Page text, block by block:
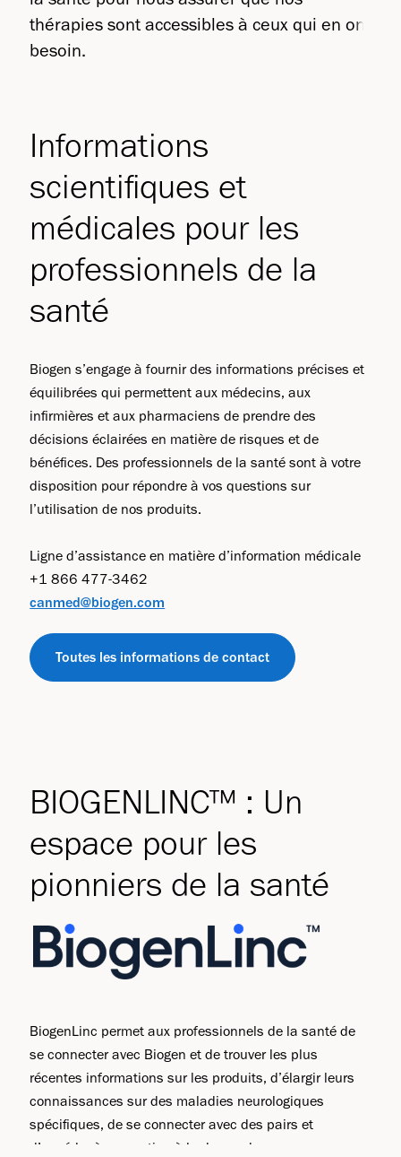
thérapies sont accessibles à ceux qui en ont
besoin.
Informations
scientifiques et
médicales pour les
professionnels de la
santé
Biogen s’engage à fournir des informations précises et
équilibrées qui permettent aux médecins, aux
infirmières et aux pharmaciens de prendre des
décisions éclairées en matière de risques et de
bénéfices. Des professionnels de la santé sont à votre
disposition pour répondre à vos questions sur
l’utilisation de nos produits.
Ligne d’assistance en matière d’information médicale
+1 866 477-3462
canmed@biogen.com
Toutes les informations de contact
BIOGENLINC™ : Un
espace pour les
pionniers de la santé
BiogenLinc permet aux professionnels de la santé de
se connecter avec Biogen et de trouver les plus
récentes informations sur les produits, d’élargir leurs
connaissances sur des maladies neurologiques
spécifiques, de se connecter avec des pairs et
d’accéder à un soutien à la demande.